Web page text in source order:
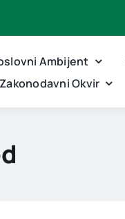
Ambijent
Zakonodavni Okvir